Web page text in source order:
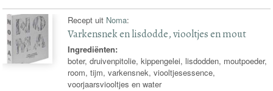
Recept uit Noma:
Varkensnek en lisdodde, viooltjes en mout
Ingrediënten:
boter, druivenpitolie, kippengelei, lisdodden, moutpoeder,
room, tijm, varkensnek, viooltjesessence,
voorjaarsviooltjes en water